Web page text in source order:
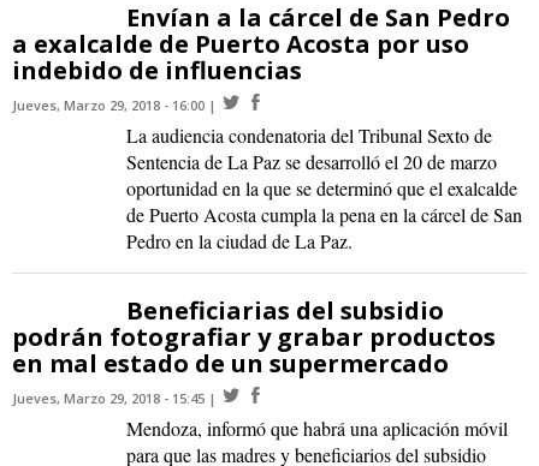
Envían a la cárcel de San Pedro
a exalcalde de Puerto Acosta por uso
indebido de influencias
Jueves, Marzo 29, 2018 - 16:00
La audiencia condenatoria del Tribunal Sexto de
Sentencia de La Paz se desarrolló el 20 de marzo
oportunidad en la que se determinó que el exalcalde
de Puerto Acosta cumpla la pena en la cárcel de San
Pedro en la ciudad de La Paz.
Beneficiarias del subsidio
podrán fotografiar y grabar productos
en mal estado de un supermercado
Jueves, Marzo 29, 2018 - 15:45
Mendoza, informó que habrá una aplicación móvil
para que las madres y beneficiarios del subsidio